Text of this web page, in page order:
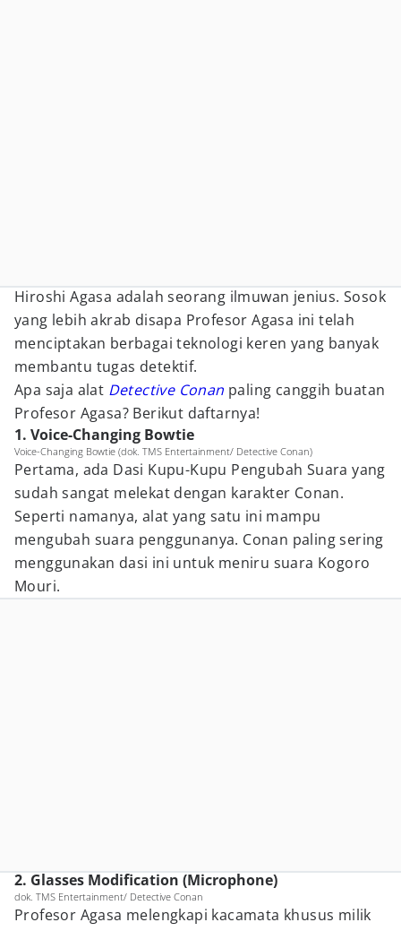
Hiroshi Agasa adalah seorang ilmuwan jenius. Sosok
yang lebih akrab disapa Profesor Agasa ini telah
menciptakan berbagai teknologi keren yang banyak
membantu tugas detektif.
Apa saja alat Detective Conan paling canggih buatan
Profesor Agasa? Berikut daftarnya!
1. Voice-Changing Bowtie
Voice-Changing Bowtie (dok. TMS Entertainment/ Detective Conan)
Pertama, ada Dasi Kupu-Kupu Pengubah Suara yang
sudah sangat melekat dengan karakter Conan.
Seperti namanya, alat yang satu ini mampu
mengubah suara penggunanya. Conan paling sering
menggunakan dasi ini untuk meniru suara Kogoro
Mouri.
2. Glasses Modification (Microphone)
dok. TMS Entertainment/ Detective Conan
Profesor Agasa melengkapi kacamata khusus milik